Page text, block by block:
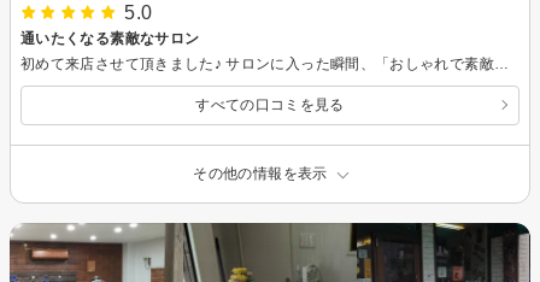
5.0
通いたくなる素敵なサロン
初めて来店させて頂きました♪ サロンに入った瞬間、「おしゃれで素敵な空間」と思いました！カットまでの待ち時間は短く、カットもスムーズに行っていただけました！ヘアケアのポイントも教えて頂けて嬉しかったです。 好印象で通いたくなる素敵なサロンです！ありがとうございました！
すべての口コミを見る
その他の情報を表示